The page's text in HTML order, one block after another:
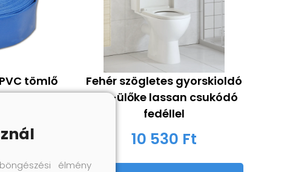
tömlő
Fehér szögletes gyorskioldó
WC-ülőke lassan csukódó
fedéllel
10 530 Ft
élmény